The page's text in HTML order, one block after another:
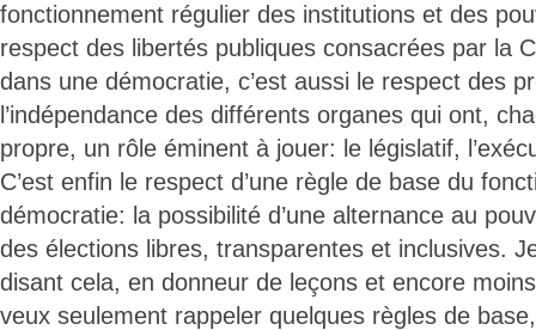
fonctionnement régulier des institutions et des
respect des libertés publiques consacrées par la
dans une démocratie, c’est aussi le respect des
l’indépendance des différents organes qui ont,
propre, un rôle éminent à jouer: le législatif,
C’est enfin le respect d’une règle de base du
démocratie: la possibilité d’une alternance au
des élections libres, transparentes et inclusives.
disant cela, en donneur de leçons et encore
veux seulement rappeler quelques règles de